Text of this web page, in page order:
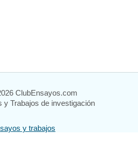
ClubEnsayos.com
y Trabajos de investigación
y trabajos